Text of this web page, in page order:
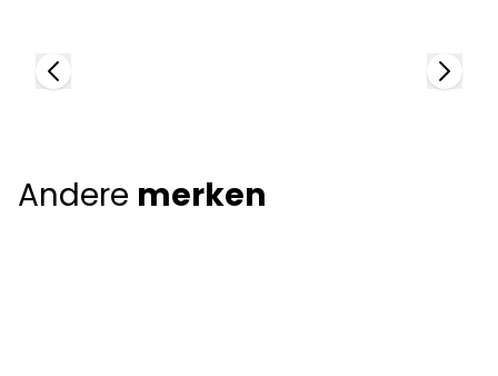
Andere merken